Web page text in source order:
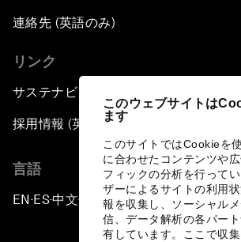
このウェブサイトは
ます
このサイトではCookieを
に合わせたコンテンツや
フィックの分析を行って
ザーによるサイトの利用
報を収集し、ソーシャル
信、データ解析の各パー
有しています。ここで収集
連絡先 (英語のみ)
リンク
サステナビリティへの取り組み
採用情報 (英語のみ)
言語
EN ▪ ES▪中文▪ 日本語